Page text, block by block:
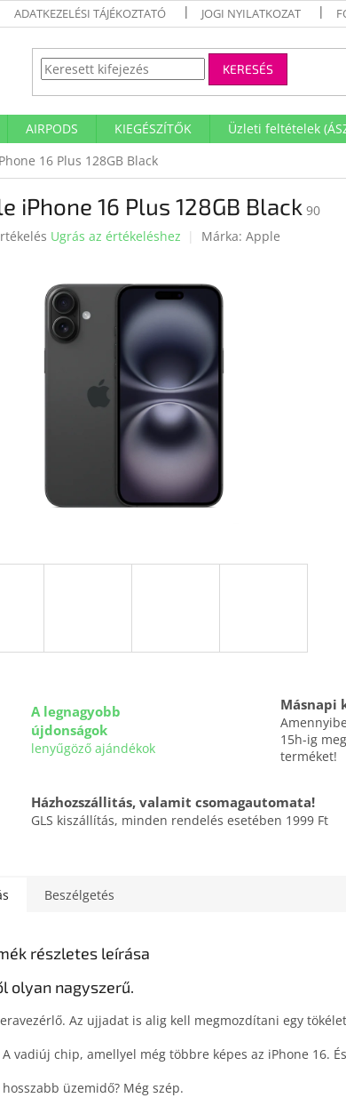
ADATKEZELÉSI TÁJÉKOZTATÓ JOGI NYILATKOZAT
KERESÉS
AIRPODS KIEGÉSZÍTŐK Üzleti feltételek
16 Plus 128GB Black
iPhone 16 Plus 128GB Black 90
Ugrás az értékeléshez Márka: Apple
A legnagyobb
újdonságok
lenyűgöző ajándékok
Másnapi
15h-ig
terméket!
Házhozszállitás, valamit csomagautomata!
GLS kiszállítás, minden rendelés esetében 1999 Ft
Beszélgetés
részletes leírása
olyan nagyszerű.
Az ujjadat is alig kell megmozdítani egy
A vadiúj chip, amellyel még többre képes az iPhone 16.
üzemidő? Még szép.